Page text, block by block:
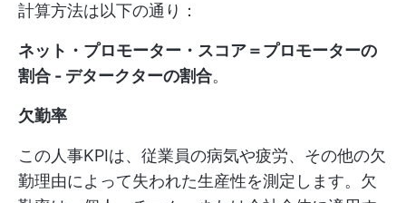
計算方法は以下の通り：
ネット・プロモーター・スコア＝プロモーターの
割合 - デタークターの割合。
欠勤率
この人事KPIは、従業員の病気や疲労、その他の欠
勤理由によって失われた生産性を測定します。欠